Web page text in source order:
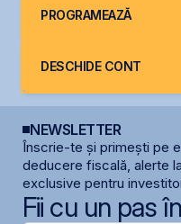
PROGRAMEAZĂ
DESCHIDE CONT
NEWSLETTER
Înscrie-te și primești pe
deducere fiscală, alerte
exclusive pentru
Fii cu un pas